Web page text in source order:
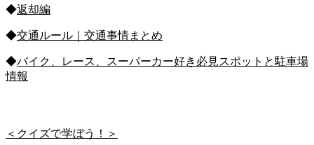
◆返却編
◆交通ルール｜交通事情まとめ
◆バイク、レース、スーパーカー好き必見スポットと駐車場
情報
＜クイズで学ぼう！＞